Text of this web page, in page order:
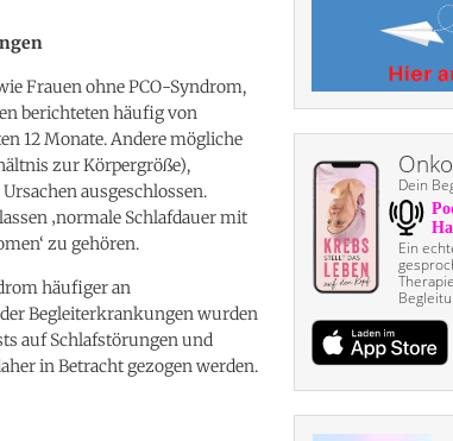
Frauen ohne PCO-Syndrom,
berichteten häufig von
12 Monate. Andere mögliche
zur Körpergröße),
ausgeschlossen.
‚normale Schlafdauer mit
zu gehören.
häufiger an
Begleiterkrankungen wurden
auf Schlafstörungen und
in Betracht gezogen werden.
Dein
Ein